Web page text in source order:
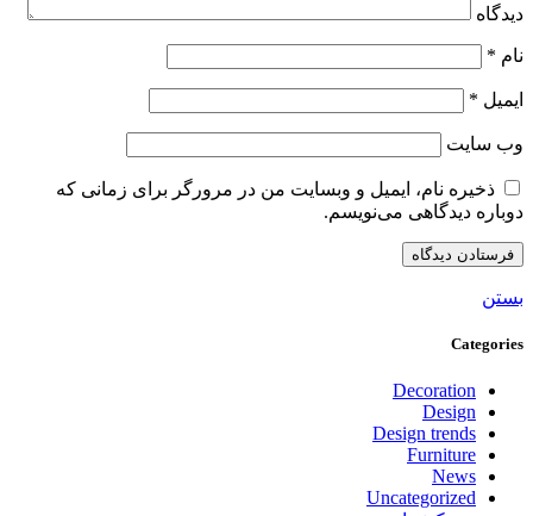
دیدگاه
نام *
ایمیل *
وب‌ سایت
ذخیره نام، ایمیل و وبسایت من در مرورگر برای زمانی که
دوباره دیدگاهی می‌نویسم.
بستن
Categories
Decoration
Design
Design trends
Furniture
News
Uncategorized